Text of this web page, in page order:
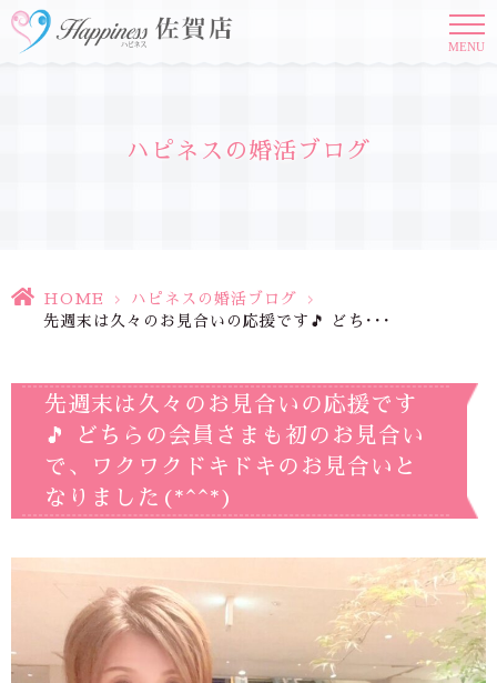
MENU
ハピネスの婚活ブログ
HOME > ハピネスの婚活ブログ
>
先週末は久々のお見合いの応援です🎵 どち･･･
先週末は久々のお見合いの応援です
🎵 どちらの会員さまも初のお見合い
で、ワクワクドキドキのお見合いと
なりました(*^^*)